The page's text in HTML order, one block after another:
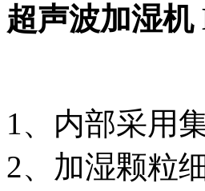
超声波加湿机
1、内部采用
2、加湿颗粒